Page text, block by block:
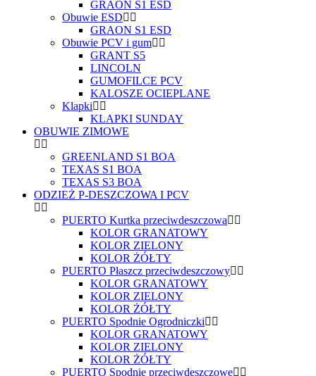
GRAON S1 ESD
Obuwie ESD
GRAON S1 ESD
Obuwie PCV i gum
GRANT S5
LINCOLN
GUMOFILCE PCV
KALOSZE OCIEPLANE
Klapki
KLAPKI SUNDAY
OBUWIE ZIMOWE
GREENLAND S1 BOA
TEXAS S1 BOA
TEXAS S3 BOA
ODZIEŻ P-DESZCZOWA I PCV
PUERTO Kurtka przeciwdeszczowa
KOLOR GRANATOWY
KOLOR ZIELONY
KOLOR ŻÓŁTY
PUERTO Płaszcz przeciwdeszczowy
KOLOR GRANATOWY
KOLOR ZIELONY
KOLOR ŻÓŁTY
PUERTO Spodnie Ogrodniczki
KOLOR GRANATOWY
KOLOR ZIELONY
KOLOR ŻÓŁTY
PUERTO Spodnie przeciwdeszczowe